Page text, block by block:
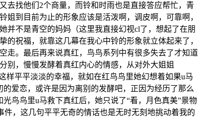
去找他们2个商量，而铃和时雨也是直接答应帮忙，青
到目前为止的形象应该是活泼啊，调皮啊，可靠啊，
并不是青空的妈妈（这里我直接幻视cl了，想起了在朋
祝福，就靠这几幕在我心中铃的形象就立体起来了，
走。最后再来说真红，鸟鸟系列中有很多失去了才知道
别，慢慢发酵着真红内心的情感，从对外大姐姐
样平平淡淡的幸福，就如在红鸟鸟里她幻想着如果u马
爱恋，或许是因为离别的发酵吧，正因为经历了那么
鸟鸟里u马救下真红后，她只说了“看，月色真美”景物
，这几句平平无奇的情话也是无时无刻地挑动着我的